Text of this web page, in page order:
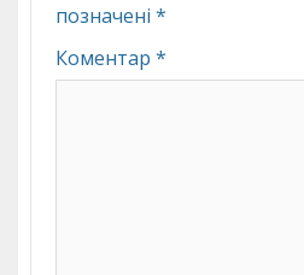
позначені *
Коментар *